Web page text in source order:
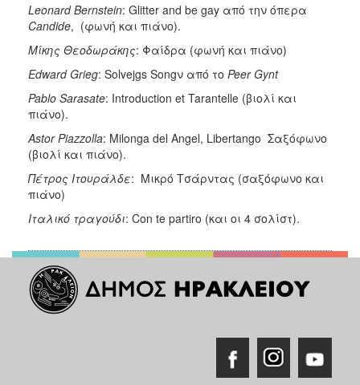
Leonard Bernstein: Glitter and be gay από την όπερα
Candide, (φωνή και πιάνο).
Μίκης Θεοδωράκης: Φαίδρα (φωνή και πιάνο)
Edward Grieg: Solvejgs Songν από το Peer Gynt
Pablo Sarasate: Introduction et Tarantelle (βιολί και
πιάνο).
Astor Piazzolla: Milonga del Angel, Libertango Σαξόφωνο
(βιολί και πιάνο).
Πέτρος Ιτουράλδε: Μικρό Τσάρντας (σαξόφωνο και
πιάνο)
Ιταλικό τραγούδι: Con te partiro (και οι 4 σολίστ).